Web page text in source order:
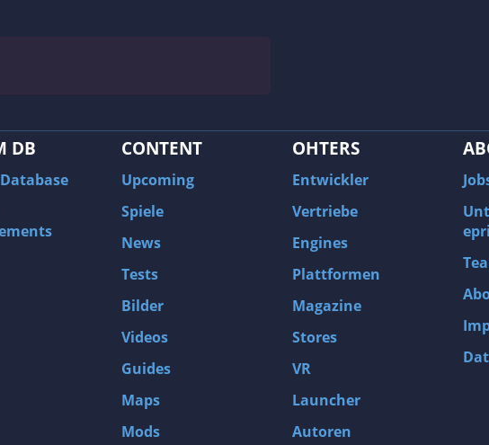
DB CONTENT
Upcoming
Spiele
News
Tests
Bilder
Videos
Guides
Maps
Mods
OHTERS
Entwickler
Vertriebe
Engines
Plattformen
Magazine
Stores
VR
Launcher
Autoren